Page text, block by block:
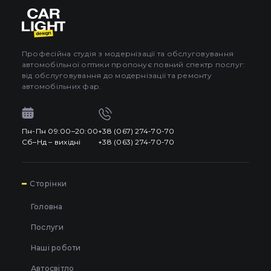
Про автосвітло
Усі категорії
Електрика
Контакти
Мова
UA
EN
RU
Пн-Пн 09:00–20:00
Сб–Нд – вихідні
+38 (067) 274-70-70
+38 (063) 274-70-70
Професійна студія з модернізації та обслуговування
автомобільної оптики пропонує повний спектр послуг:
від обслуговування до модернізації та ремонту
автомобільних фар.
Пн-Пн 09:00–20:00
Сб–Нд – вихідні
+38 (067) 274-70-70
+38 (063) 274-70-70
Сторінки
Головна
Послуги
Наші роботи
Автосвітло